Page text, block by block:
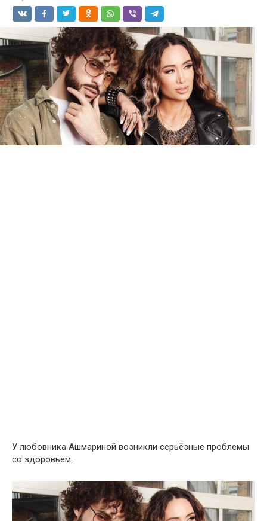
У любовника Ашмариной возникли серьёзные проблемы
со здоровьем.